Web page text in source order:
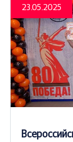
23.05.2025